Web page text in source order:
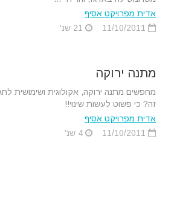
אדית מפרויקט אסיף
מתנה ירוקה
מחפשים מתנה ירוקה, אקולוגית ושימושית
זה? כי פשוט לעשות שינוי!!
אדית מפרויקט אסיף